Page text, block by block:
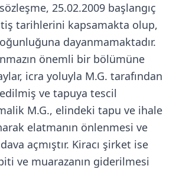
25.02.2009 başlangıç
tarihlerini kapsamakta olup,
dayanmamaktadır.
önemli bir bölümüne
icra yoluyla M.G. tarafından
ve tapuya tescil
M.G., elindeki tapu ve ihale
elatmanın önlenmesi ve
açmıştır. Kiracı şirket ise
ve muarazanın giderilmesi